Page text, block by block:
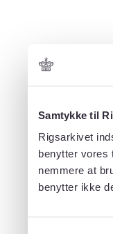
Samtykke til
Rigsarkivet
benytter vores
nemmere at
benytter ikke